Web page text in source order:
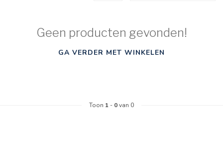
Geen producten gevonden!
GA VERDER MET WINKELEN
Toon 1 - 0van 0